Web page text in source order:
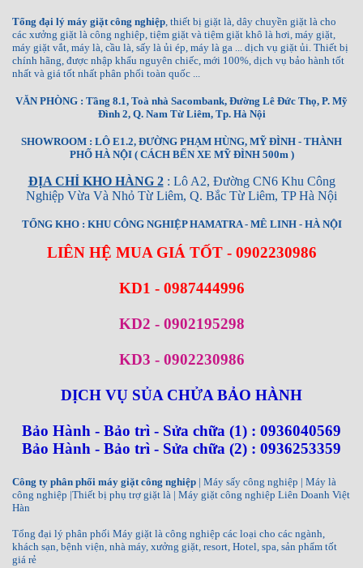
Tổng đại lý máy giặt công nghiệp , thiết bị giặt là, dây chuyền giặt là cho
các xưởng giặt là công nghiệp, tiệm giặt và tiệm giặt khô là hơi, máy giặt,
máy giặt vắt, máy là, cầu là, sấy là ủi ép, máy là ga ... dịch vụ giặt ủi. Thiết bị
chính hãng, được nhập khẩu nguyên chiếc, mới 100%, dịch vụ bảo hành tốt
nhất và giá tốt nhất phân phối toàn quốc ...
VĂN PHÒNG : Tầng 8.1, Toà nhà Sacombank, Đường Lê Đức Thọ, P. Mỹ
Đình 2, Q. Nam Từ Liêm, Tp. Hà Nội
SHOWROOM : LÔ E1.2, ĐƯỜNG PHẠM HÙNG, MỸ ĐÌNH - THÀNH
PHỐ HÀ NỘI ( CÁCH BẾN XE MỸ ĐÌNH 500m )
ĐỊA CHỈ KHO HÀNG 2: Lô A2, Đường CN6 Khu Công
Nghiệp Vừa Và Nhỏ Từ Liêm, Q. Bắc Từ Liêm, TP Hà Nội
TỔNG KHO : KHU CÔNG NGHIỆP HAMATRA - MÊ LINH - HÀ NỘI
LIÊN HỆ MUA GIÁ TỐT - 0902230986
KD1 - 0987444996
KD2 - 0902195298
KD3 - 0902230986
DỊCH VỤ SỦA CHỬA BẢO HÀNH
Bảo Hành - Bảo trì - Sửa chữa (1) : 0936040569
Bảo Hành - Bảo trì - Sửa chữa (2) : 0936253359
Công ty phân phối máy giặt công nghiệp | Máy sấy công nghiệp | Máy là
công nghiệp |Thiết bị phụ trợ giặt là | Máy giặt công nghiệp Liên Doanh Việt
Hàn
Tổng đại lý phân phối Máy giặt là công nghiệp các loại cho các ngành,
khách sạn, bệnh viện, nhà máy, xưởng giặt, resort, Hotel, spa, sản phẩm tốt
giá rẻ